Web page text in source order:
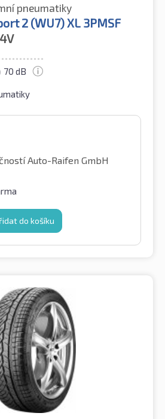
pneumatiky
2 (WU7) XL 3PMSF
70 dB
Auto-Raifen GmbH
do košíku